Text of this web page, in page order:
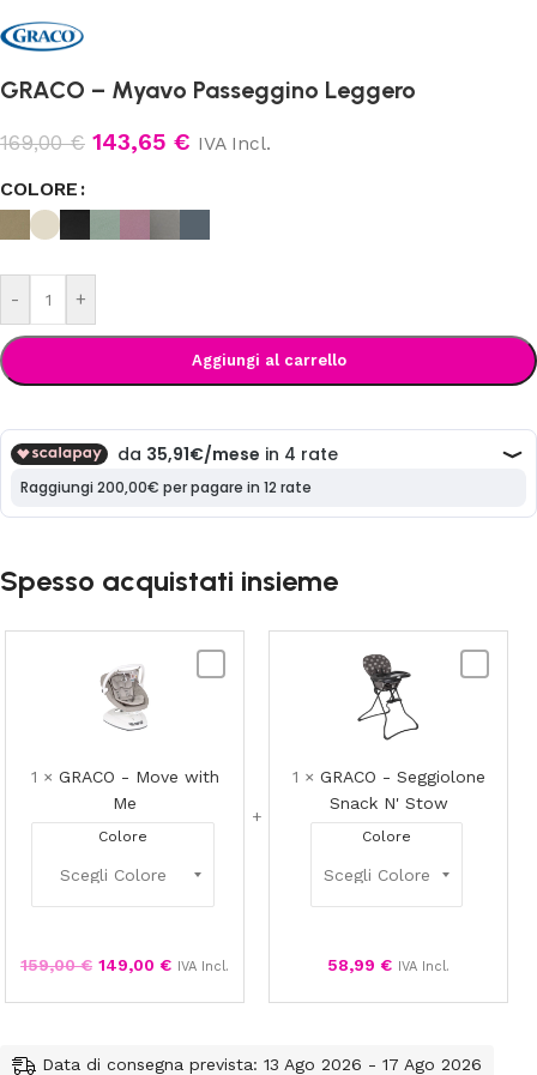
GRACO – Myavo Passeggino Leggero
169,00€ 143,65 € IVA Incl.
COLORE
- +
Aggiungi al carrello
Spesso acquistati insieme
Me
1 × GRACO - Move with
Me
Colore
159,00€ 149,00 € IVA Incl.
1 × GRACO - Seggiolone
Snack N' Stow
Colore
58,99 € IVA Incl.
Data di consegna prevista: 13 Ago 2026 - 17 Ago 2026